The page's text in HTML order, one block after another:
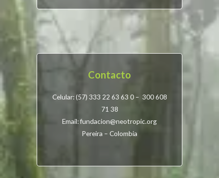
Contacto
Celular: (57) 333 22 63 63 0 – 300 608
71 38
Email: fundacion@neotropic.org
Pereira – Colombia